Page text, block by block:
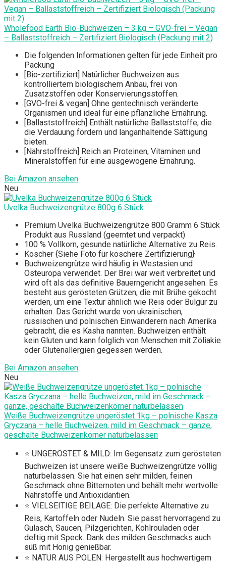
Wholefood Earth Bio-Buchweizen – 3 kg – GVO-frei – Vegan
– Ballaststoffreich – Zertifiziert Biologisch (Packung mit 2)
Die folgenden Informationen gelten für jede Einheit pro
Packung
[Bio-zertifiziert] Natürlicher Buchweizen aus
kontrolliertem biologischem Anbau, frei von
Zusatzstoffen oder Konservierungsstoffen.
[GVO-frei & vegan] Ohne gentechnisch veränderte
Organismen und ideal für eine pflanzliche Ernährung.
[Ballaststoffreich] Enthält natürliche Ballaststoffe, die
die Verdauung fördern und langanhaltende Sättigung
bieten.
[Nährstoffreich] Reich an Proteinen, Vitaminen und
Mineralstoffen für eine ausgewogene Ernährung.
Bei Amazon ansehen
Neu
Uvelka Buchweizengrütze 800g 6 Stück
Premium Uvelka Buchweizengrütze 800 Gramm 6 Stück
Produkt aus Russland (geerntet und verpackt)
100 % Vollkorn, gesunde natürliche Alternative zu Reis.
Koscher {Siehe Foto für koschere Zertifizierung}
Buchweizengrütze wird häufig in Westasien und
Osteuropa verwendet. Der Brei war weit verbreitet und
wird oft als das definitive Bauerngericht angesehen. Es
besteht aus gerösteten Grützen, die mit Brühe gekocht
werden, um eine Textur ähnlich wie Reis oder Bulgur zu
erhalten. Das Gericht wurde von ukrainischen,
russischen und polnischen Einwanderern nach Amerika
gebracht, die es Kasha nannten. Buchweizen enthält
kein Gluten und kann folglich von Menschen mit Zöliakie
oder Glutenallergien gegessen werden.
Bei Amazon ansehen
Neu
Weiße Buchweizengrütze ungeröstet 1kg – polnische Kasza
Gryczana – helle Buchweizen, mild im Geschmack – ganze,
geschälte Buchweizenkörner naturbelassen
⭐ UNGERÖSTET & MILD: Im Gegensatz zum gerösteten
Buchweizen ist unsere weiße Buchweizengrütze völlig
naturbelassen. Sie hat einen sehr milden, feinen
Geschmack ohne Bitternoten und behält mehr wertvolle
Nährstoffe und Antioxidantien.
⭐ VIELSEITIGE BEILAGE: Die perfekte Alternative zu
Reis, Kartoffeln oder Nudeln. Sie passt hervorragend zu
Gulasch, Saucen, Pilzgerichten, Kohlrouladen oder
deftig mit Speck. Dank des milden Geschmacks auch
süß mit Honig genießbar.
⭐ NATUR AUS POLEN: Hergestellt aus hochwertigem